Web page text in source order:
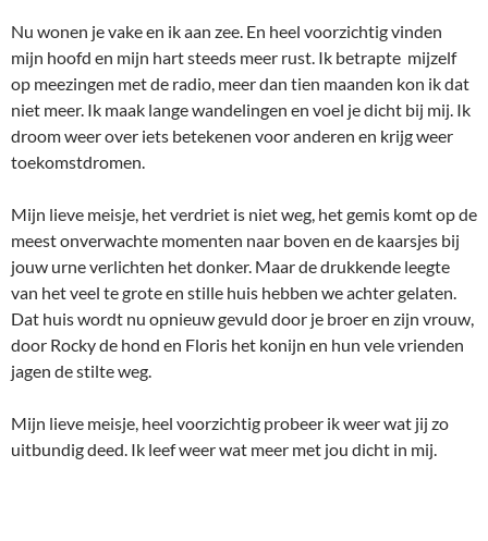
Nu wonen je vake en ik aan zee. En heel voorzichtig vinden
mijn hoofd en mijn hart steeds meer rust. Ik betrapte mijzelf
op meezingen met de radio, meer dan tien maanden kon ik dat
niet meer. Ik maak lange wandelingen en voel je dicht bij mij. Ik
droom weer over iets betekenen voor anderen en krijg weer
toekomstdromen.
Mijn lieve meisje, het verdriet is niet weg, het gemis komt op de
meest onverwachte momenten naar boven en de kaarsjes bij
jouw urne verlichten het donker. Maar de drukkende leegte
van het veel te grote en stille huis hebben we achter gelaten.
Dat huis wordt nu opnieuw gevuld door je broer en zijn vrouw,
door Rocky de hond en Floris het konijn en hun vele vrienden
jagen de stilte weg.
Mijn lieve meisje, heel voorzichtig probeer ik weer wat jij zo
uitbundig deed. Ik leef weer wat meer met jou dicht in mij.